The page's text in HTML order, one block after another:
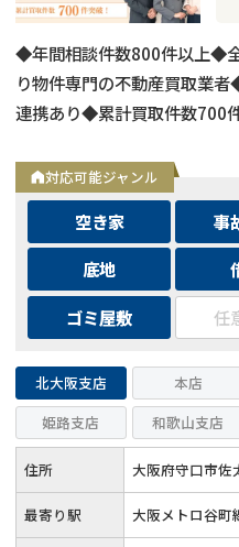
◆年間相談件数800件以上◆
り物件専門の不動産買取業
連携あり◆累計買取件数700
対応可能ジャンル
空き家 事
底地
ゴミ屋敷
任
北大阪支店 本店
姫路支店
和歌山支店
住所 大阪府守口市佐
最寄り駅 大阪メトロ谷町